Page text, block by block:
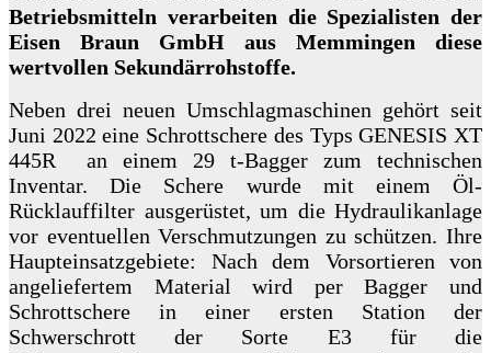
Betriebsmitteln verarbeiten die Spezialisten der
Eisen Braun GmbH aus Memmingen diese
wertvollen Sekundärrohstoffe.
Neben drei neuen Umschlagmaschinen gehört seit
Juni 2022 eine Schrottschere des Typs GENESIS XT
445R an einem 29 t-Bagger zum technischen
Inventar. Die Schere wurde mit einem Öl-
Rücklauffilter ausgerüstet, um die Hydraulikanlage
vor eventuellen Verschmutzungen zu schützen. Ihre
Haupteinsatzgebiete: Nach dem Vorsortieren von
angeliefertem Material wird per Bagger und
Schrottschere in einer ersten Station der
Schwerschrott der Sorte E3 für die